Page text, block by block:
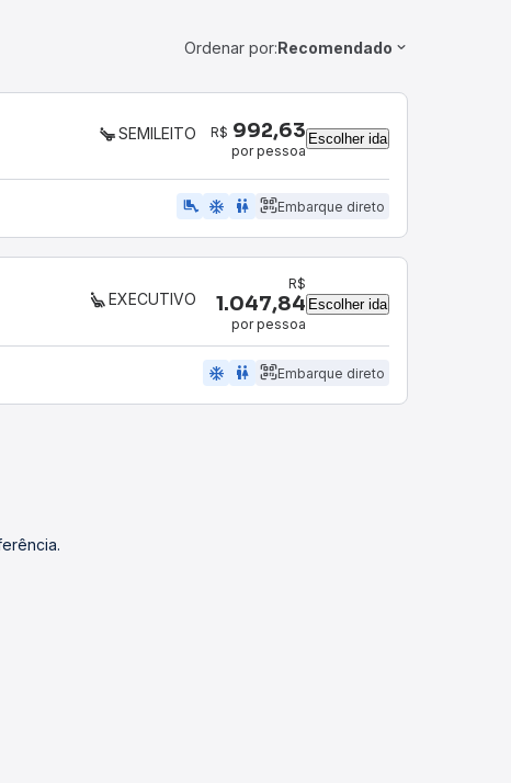
Ordenar por:Recomendado
SEMILEITO R$ 992,63
por pessoa
Escolher ida
airline_seat_legroom_extra ac_unit WC Embarque direto
EXECUTIVO
R$
1.047,84
por pessoa
Escolher ida
ac_unit wc Embarque direto